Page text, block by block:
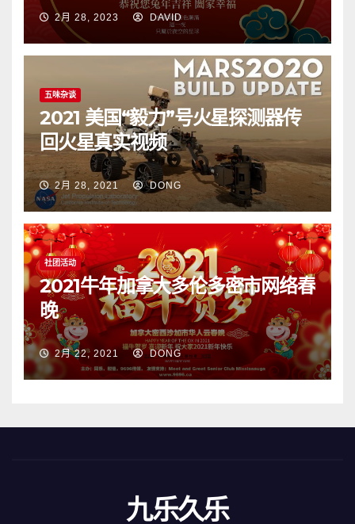
2月 28, 2023 DAVID
五味杂谈
2021 美国“毅力”号火星探测器传
回火星真实视频
2月 28, 2021 DONG
社团活动
2021牛年加拿大多伦多密市网络春
晚
2月 22, 2021 DONG
九乐久乐